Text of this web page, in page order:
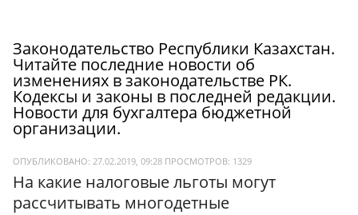
Законодательство Республики Казахстан.
Читайте последние новости об
изменениях в законодательстве РК.
Кодексы и законы в последней редакции.
Новости для бухгалтера бюджетной
организации.
ОПУБЛИКОВАНО: 27.02.2019, 09:28 ПРОСМОТРОВ: 1329
На какие налоговые льготы могут
рассчитывать многодетные